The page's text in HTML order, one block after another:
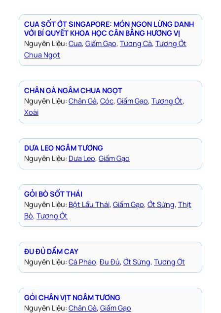
CUA SỐT ỚT SINGAPORE: MÓN NGON LỪNG DANH
VỚI BÍ QUYẾT KHOA HỌC CÂN BẰNG HƯƠNG VỊ
Nguyên Liệu: Cua, Giấm Gạo, Tương Cà, Tương Ớt
Chua Ngọt
CHÂN GÀ NGÂM CHUA NGỌT
Nguyên Liệu: Chân Gà, Cóc, Giấm Gạo, Tương Ớt
Xoài
DƯA LEO NGÂM TƯƠNG
Nguyên Liệu: Dưa Leo, Giấm Gạo
GỎI BÒ SỐT THÁI
Nguyên Liệu: Bột Lẩu Thái, Giấm Gạo, Ớt Sừng, Thịt
Bò, Tương Ớt
ĐU ĐỦ DẦM CAY
Nguyên Liệu: Cà Pháo, Đu Đủ, Ớt Sừng, Tương Ớt
GỎI CHÂN VỊT NGÂM TƯƠNG
Nguyên Liệu: Chân Gà, Giấm Gạo